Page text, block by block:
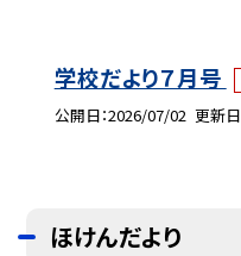
学校だより７月号
公開日 2026/07/02 更新日
ほけんだより